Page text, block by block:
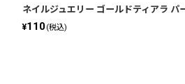
ネイルジュエリー ゴールドティアラ パ
¥110(税込)